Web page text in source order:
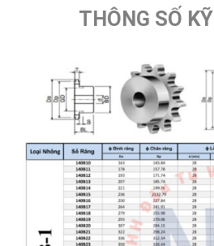
THÔNG SỐ